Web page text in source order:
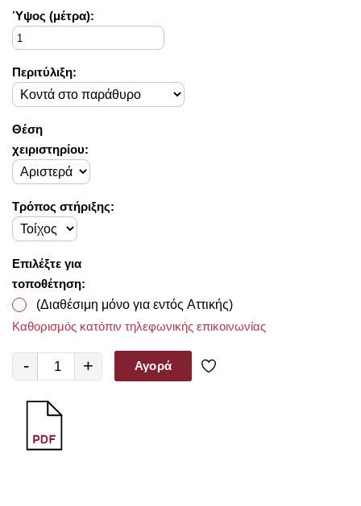
Στο Decorama Home έχουμε ως στόχο να χαρίσουμε χρώμα και
ασύγκριτο στυλ στο προσωπικό σας χώρο και να τον αναδείξουμε
με τον πιο όμορφο τρόπο!
Ύψος (μέτρα):
Περιτύλιξη:
Θέση
χειριστηρίου:
Τρόπος στήριξης:
Επιλέξτε για
τοποθέτηση:
(Διαθέσιμη μόνο για εντός Αττικής)
Καθορισμός κατόπιν τηλεφωνικής επικοινωνίας
- + Αγορά